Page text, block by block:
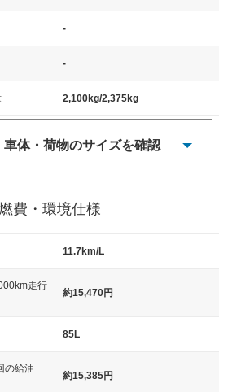
-
-
2,100kg/2,375kg
体・荷物のサイズを確認
幅 5,000mmというサイズが標準値
費・環境仕様
11.7km/L
走行
約15,470円
85L
の給油
約15,385円